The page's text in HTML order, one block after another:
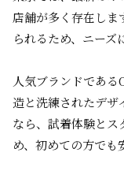
店舗が多く存在しま
られるため、ニーズ
人気ブランドであ
造と洗練されたデザ
なら、試着体験とス
め、初めての方でも